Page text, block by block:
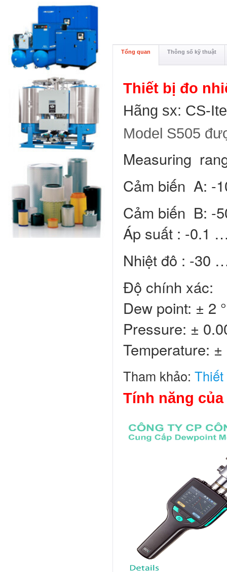
Tổng quan Thông số kỹ thuật
Thiết bị đo
Hãng sx: CS-
Model S505
Measuring
Cảm biến A: -
Cảm biến B: -
Áp suất : -0.1
Nhiệt đô : -30
Độ chính xác:
Dew point: ± 2
Pressure: ±
Temperature: ±
Tham khảo:
Tính năng